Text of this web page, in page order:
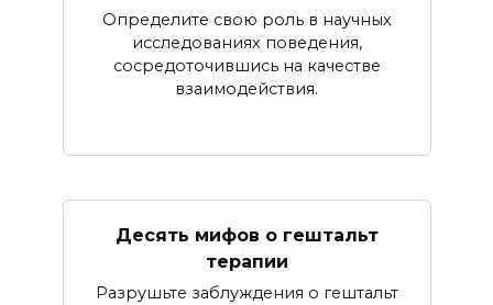
Определите свою роль в научных
исследованиях поведения,
сосредоточившись на качестве
взаимодействия.
Десять мифов о гештальт
терапии
Разрушьте заблуждения о гештальт